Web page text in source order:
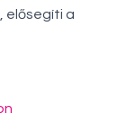
elősegíti a